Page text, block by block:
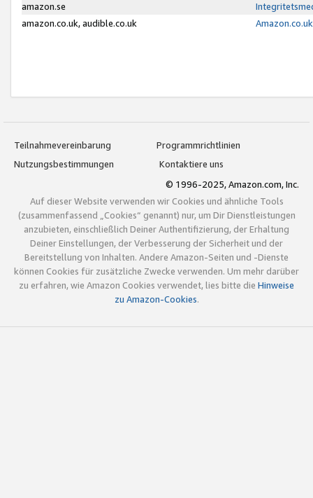
amazon.se
amazon.co.uk, audible.co.uk
Teilnahmevereinbarung
Programmrichtlinien
Nutzungsbestimmungen
Kontaktiere uns
© 1996-2025, Amazon.com, Inc.
Auf dieser Website verwenden wir Cookies und ähnliche Tools
(zusammenfassend „Cookies“ genannt) nur, um Dir Dienstleistungen
anzubieten, einschließlich Deiner Authentifizierung, der Erhaltung
Deiner Einstellungen, der Verbesserung der Sicherheit und der
Bereitstellung von Inhalten. Andere Amazon-Seiten und -Dienste
können Cookies für zusätzliche Zwecke verwenden. Um mehr darüber
zu erfahren, wie Amazon Cookies verwendet, lies bitte die Hinweise
zu Amazon-Cookies.